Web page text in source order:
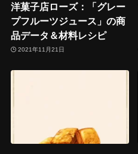
洋菓子店ローズ：「グレー
プフルーツジュース」の商
品データ＆材料レシピ
2021年11月21日